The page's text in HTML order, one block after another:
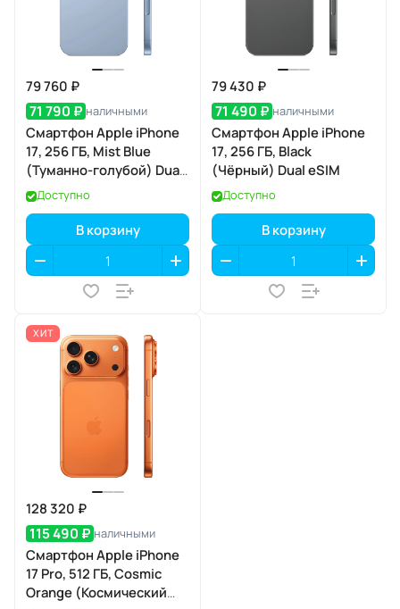
79 760 ₽
71 790 ₽ наличными
Смартфон Apple iPhone
17, 256 ГБ, Mist Blue
(Туманно-голубой) Dual
eSIM
Доступно
В корзину
79 430 ₽
71 490 ₽ наличными
Смартфон Apple iPhone
17, 256 ГБ, Black
(Чёрный) Dual eSIM
Доступно
В корзину
ХИТ
128 320 ₽
115 490 ₽ наличными
Смартфон Apple iPhone
17 Pro, 512 ГБ, Cosmic
Orange (Космический